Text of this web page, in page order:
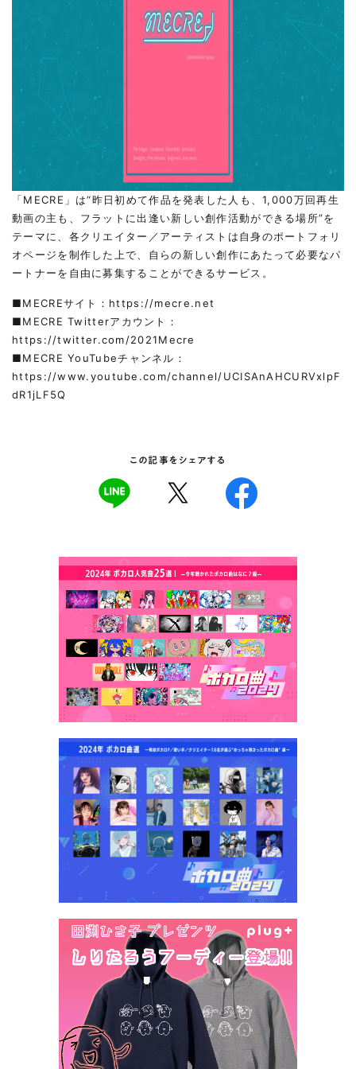
「MECRE」は“昨日初めて作品を発表した人も、1,000万回再生
動画の主も、フラットに出逢い新しい創作活動ができる場所”を
テーマに、各クリエイター／アーティストは自身のポートフォリ
オページを制作した上で、自らの新しい創作にあたって必要なパ
ートナーを自由に募集することができるサービス。
■MECREサイト： https://mecre.net
■MECRE Twitterアカウント：
https://twitter.com/2021Mecre
■MECRE YouTubeチャンネル：
https://www.youtube.com/channel/UCISAnAHCURVxlpF
dR1jLF5Q
この記事をシェアする